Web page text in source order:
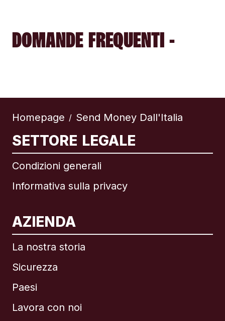
DOMANDE FREQUENTI -
Homepage / Send Money Dall'Italia
SETTORE LEGALE
Condizioni generali
Informativa sulla privacy
AZIENDA
La nostra storia
Sicurezza
Paesi
Lavora con noi